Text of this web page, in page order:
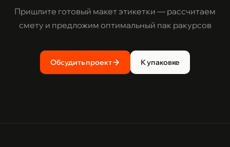
Пришлите готовый макет этикетки — рассчитаем
смету и предложим оптимальный пак ракурсов
Обсудить проект К упаковке